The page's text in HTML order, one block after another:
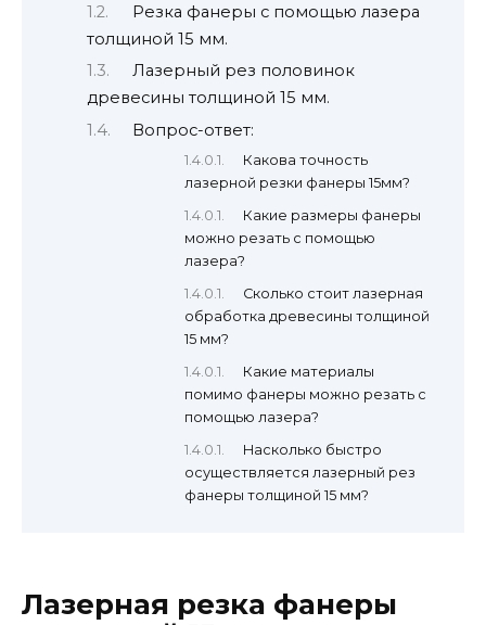
Резка фанеры с помощью лазера
толщиной 15 мм.
Лазерный рез половинок
древесины толщиной 15 мм.
Вопрос-ответ:
Какова точность
лазерной резки фанеры 15мм?
Какие размеры фанеры
можно резать с помощью
лазера?
Сколько стоит лазерная
обработка древесины толщиной
15 мм?
Какие материалы
помимо фанеры можно резать с
помощью лазера?
Насколько быстро
осуществляется лазерный рез
фанеры толщиной 15 мм?
Лазерная резка фанеры